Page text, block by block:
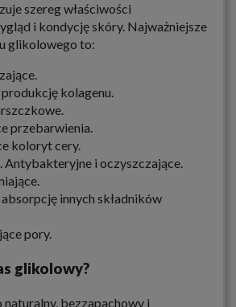
szereg właściwości
i kondycję skóry. Najważniejsze
glikolowego to:
kolagenu.
przebarwienia.
koloryt cery.
Antybakteryjne i oczyszczające.
innych składników
pory.
glikolowy?
bezzapachowy i